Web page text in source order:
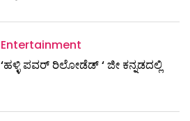
Entertainment
‘ಹಳ್ಳಿ ಪವರ್ ರಿಲೋಡೆಡ್ ‘ ಜೀ ಕನ್ನಡದಲ್ಲಿ